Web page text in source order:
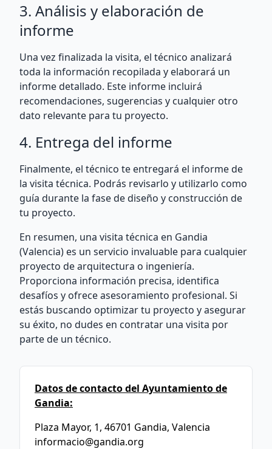
3. Análisis y elaboración de
informe
Una vez finalizada la visita, el técnico analizará
toda la información recopilada y elaborará un
informe detallado. Este informe incluirá
recomendaciones, sugerencias y cualquier otro
dato relevante para tu proyecto.
4. Entrega del informe
Finalmente, el técnico te entregará el informe de
la visita técnica. Podrás revisarlo y utilizarlo como
guía durante la fase de diseño y construcción de
tu proyecto.
En resumen, una visita técnica en Gandia
(Valencia) es un servicio invaluable para cualquier
proyecto de arquitectura o ingeniería.
Proporciona información precisa, identifica
desafíos y ofrece asesoramiento profesional. Si
estás buscando optimizar tu proyecto y asegurar
su éxito, no dudes en contratar una visita por
parte de un técnico.
Datos de contacto del Ayuntamiento de
Gandia:
Plaza Mayor, 1, 46701 Gandia, Valencia
informacio@gandia.org